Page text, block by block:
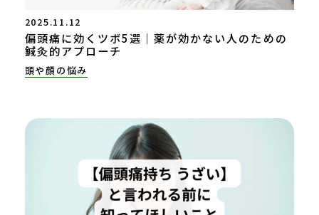
2025.11.12
偏頭痛に効くツボ5選｜薬が効かない人のための
鍼灸的アプローチ
頭や顔の悩み